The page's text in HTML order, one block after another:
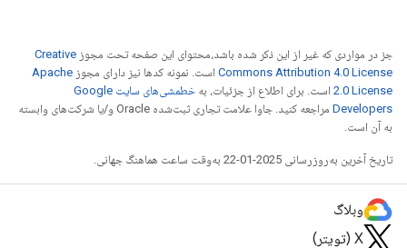
جز در مواردی که غیر از این ذکر شده باشد،‌محتوای این صفحه تحت مجوز Creative
Commons Attribution 4.0 License است. نمونه کدها نیز دارای مجوز Apache
2.0 License است. برای اطلاع از جزئیات، به
خطمشی‌های سایت Google
Developers‏
مراجعه کنید. جاوا علامت تجاری ثبت‌شده Oracle و/یا شرکت‌های وابسته
به آن است.
تاریخ آخرین به‌روزرسانی 2025-01-22 به‌وقت ساعت هماهنگ جهانی.
وبلاگ
X (تویتر)